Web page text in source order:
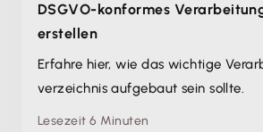
DSGVO-konformes
erstellen
Erfahre hier, wie das wichtige
verzeichnis aufgebaut sein sollte.
Lesezeit 6 Minuten